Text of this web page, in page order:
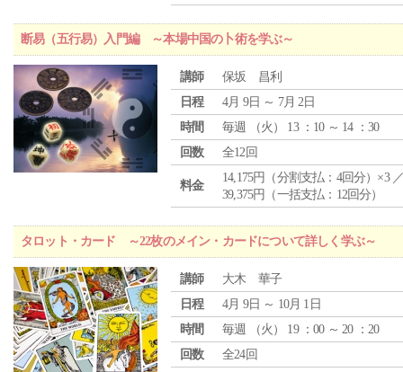
断易（五行易）入門編 ～本場中国の卜術を学ぶ～
講師
保坂 昌利
日程
4月 9日 ～ 7月 2日
時間
毎週 （火 ） 13 ：10 ～ 14 ：30
回数
全12回
料金
14,175円（分割支払：4回分）×3
39,375円（一括支払：12回分）
タロット・カード ～22枚のメイン・カードについて詳しく学ぶ～
講師
大木 華子
日程
4月 9日 ～ 10月 1日
時間
毎週 （火 ） 19 ：00 ～ 20 ：20
回数
全24回